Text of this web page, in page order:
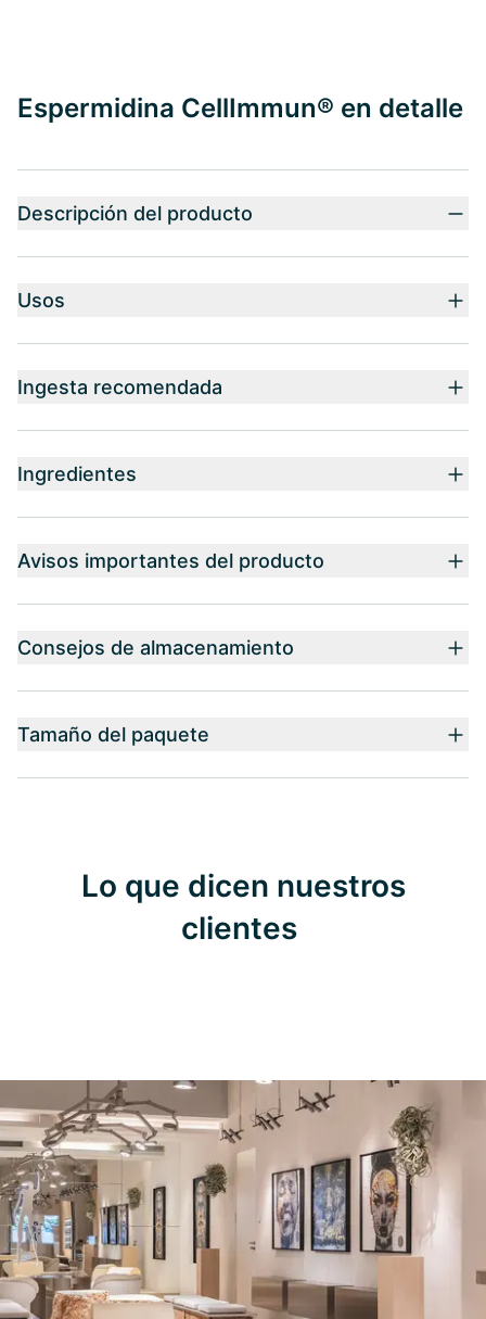
Espermidina CellImmun® en detalle
Descripción del producto
Usos
Ingesta recomendada
Ingredientes
Avisos importantes del producto
Consejos de almacenamiento
Tamaño del paquete
Lo que dicen nuestros
clientes